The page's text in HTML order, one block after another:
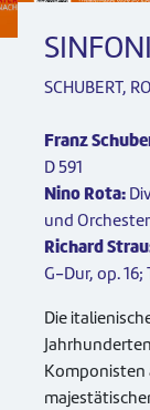
SCHUBERT,
Franz
D 591
Nino Rota:
und Orchester
Richard
G-Dur, op. 16;
Die
Komponisten